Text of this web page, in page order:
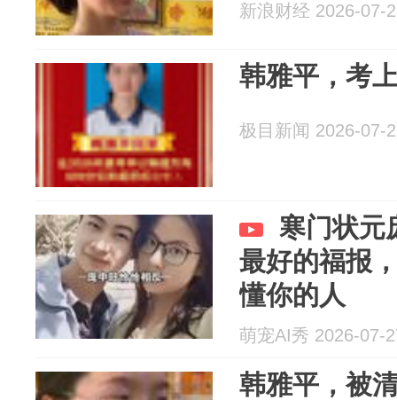
新浪财经 2026-07-
韩雅平，考
极目新闻 2026-07-
寒门状元
最好的福报
懂你的人
萌宠AI秀 2026-07-
韩雅平，被